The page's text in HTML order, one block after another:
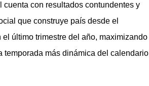
con resultados contundentes y
que construye país desde el
último trimestre del año, maximizando
temporada más dinámica del calendario